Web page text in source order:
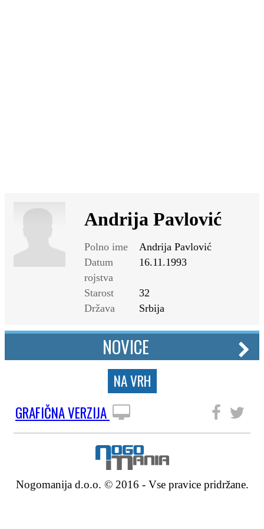
Andrija Pavlović
Polno ime
Andrija Pavlović
Datum
rojstva
16.11.1993
Starost
32
Država
Srbija
NOVICE
NA VRH
GRAFIČNA VERZIJA
Nogomanija d.o.o. © 2016 - Vse pravice pridržane.